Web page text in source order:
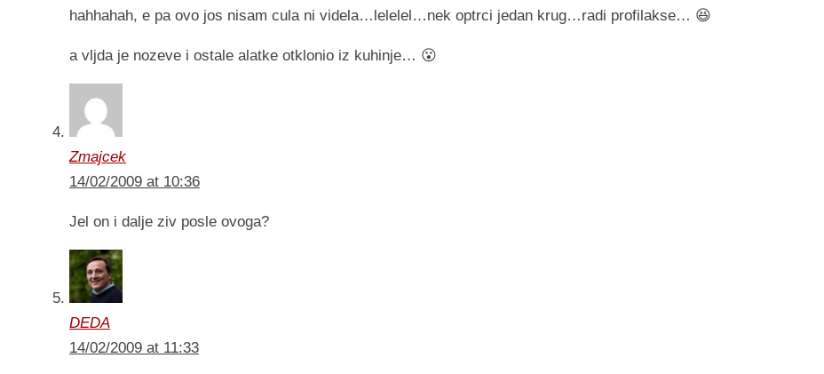
hahhahah, e pa ovo jos nisam cula ni videla…lelelel…nek optrci jedan krug…radi profilakse… 😆
a vljda je nozeve i ostale alatke otklonio iz kuhinje… 😮
Zmajcek
14/02/2009 at 10:36
Jel on i dalje ziv posle ovoga?
DEDA
14/02/2009 at 11:33